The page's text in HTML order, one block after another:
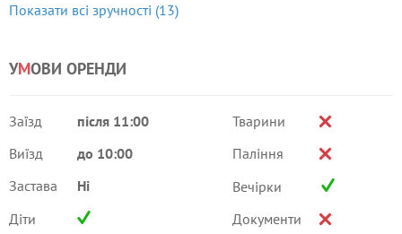
Показати всі зручності (13)
УМОВИ ОРЕНДИ
Заїзд
після 11:00
Виїзд
до 10:00
Застава
Ні
Діти
Тварини
Паління
Вечірки
Документи